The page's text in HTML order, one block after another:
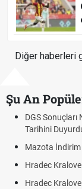
Diğer haberleri
Şu An
DGS
Tarihini
Mazota İndirim
Hradec Kralove
Hradec